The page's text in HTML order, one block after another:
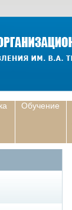
Обучение